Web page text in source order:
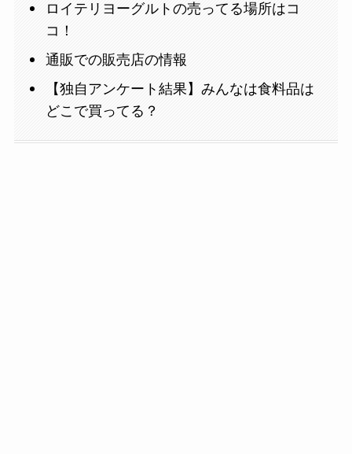
ロイテリヨーグルトの売ってる場所はコ
コ！
通販での販売店の情報
【独自アンケート結果】みんなは食料品は
どこで買ってる？